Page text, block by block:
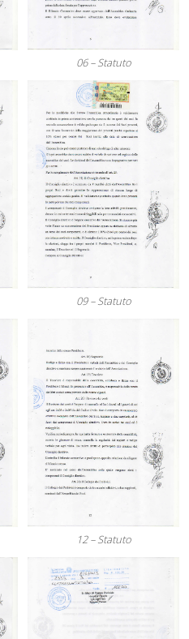
06 – Statuto
09 – Statuto
12 – Statuto